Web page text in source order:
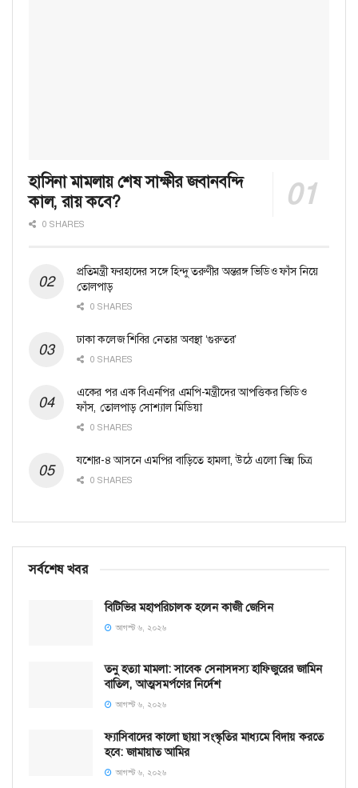
হাসিনা মামলায় শেষ সাক্ষীর জবানবন্দি
কাল, রায় কবে?
0 SHARES
প্রতিমন্ত্রী ফরহাদের সঙ্গে হিন্দু তরুণীর অন্তরঙ্গ ভিডিও ফাঁস নিয়ে
তোলপাড়
0 SHARES
ঢাকা কলেজ শিবির নেতার অবস্থা ‘গুরুতর’
0 SHARES
একের পর এক বিএনপির এমপি-মন্ত্রীদের আপত্তিকর ভিডিও
ফাঁস, তোলপাড় সোশ্যাল মিডিয়া
0 SHARES
যশোর-৪ আসনে এমপির বাড়িতে হামলা, উঠে এলো ভিন্ন চিত্র
0 SHARES
সর্বশেষ খবর
বিটিভির মহাপরিচালক হলেন কাজী জেসিন
আগস্ট ৬, ২০২৬
তনু হত্যা মামলা: সাবেক সেনাসদস্য হাফিজুরের জামিন
বাতিল, আত্মসমর্পণের নির্দেশ
আগস্ট ৬, ২০২৬
ফ্যাসিবাদের কালো ছায়া সংস্কৃতির মাধ্যমে বিদায় করতে
হবে: জামায়াত আমির
আগস্ট ৬, ২০২৬